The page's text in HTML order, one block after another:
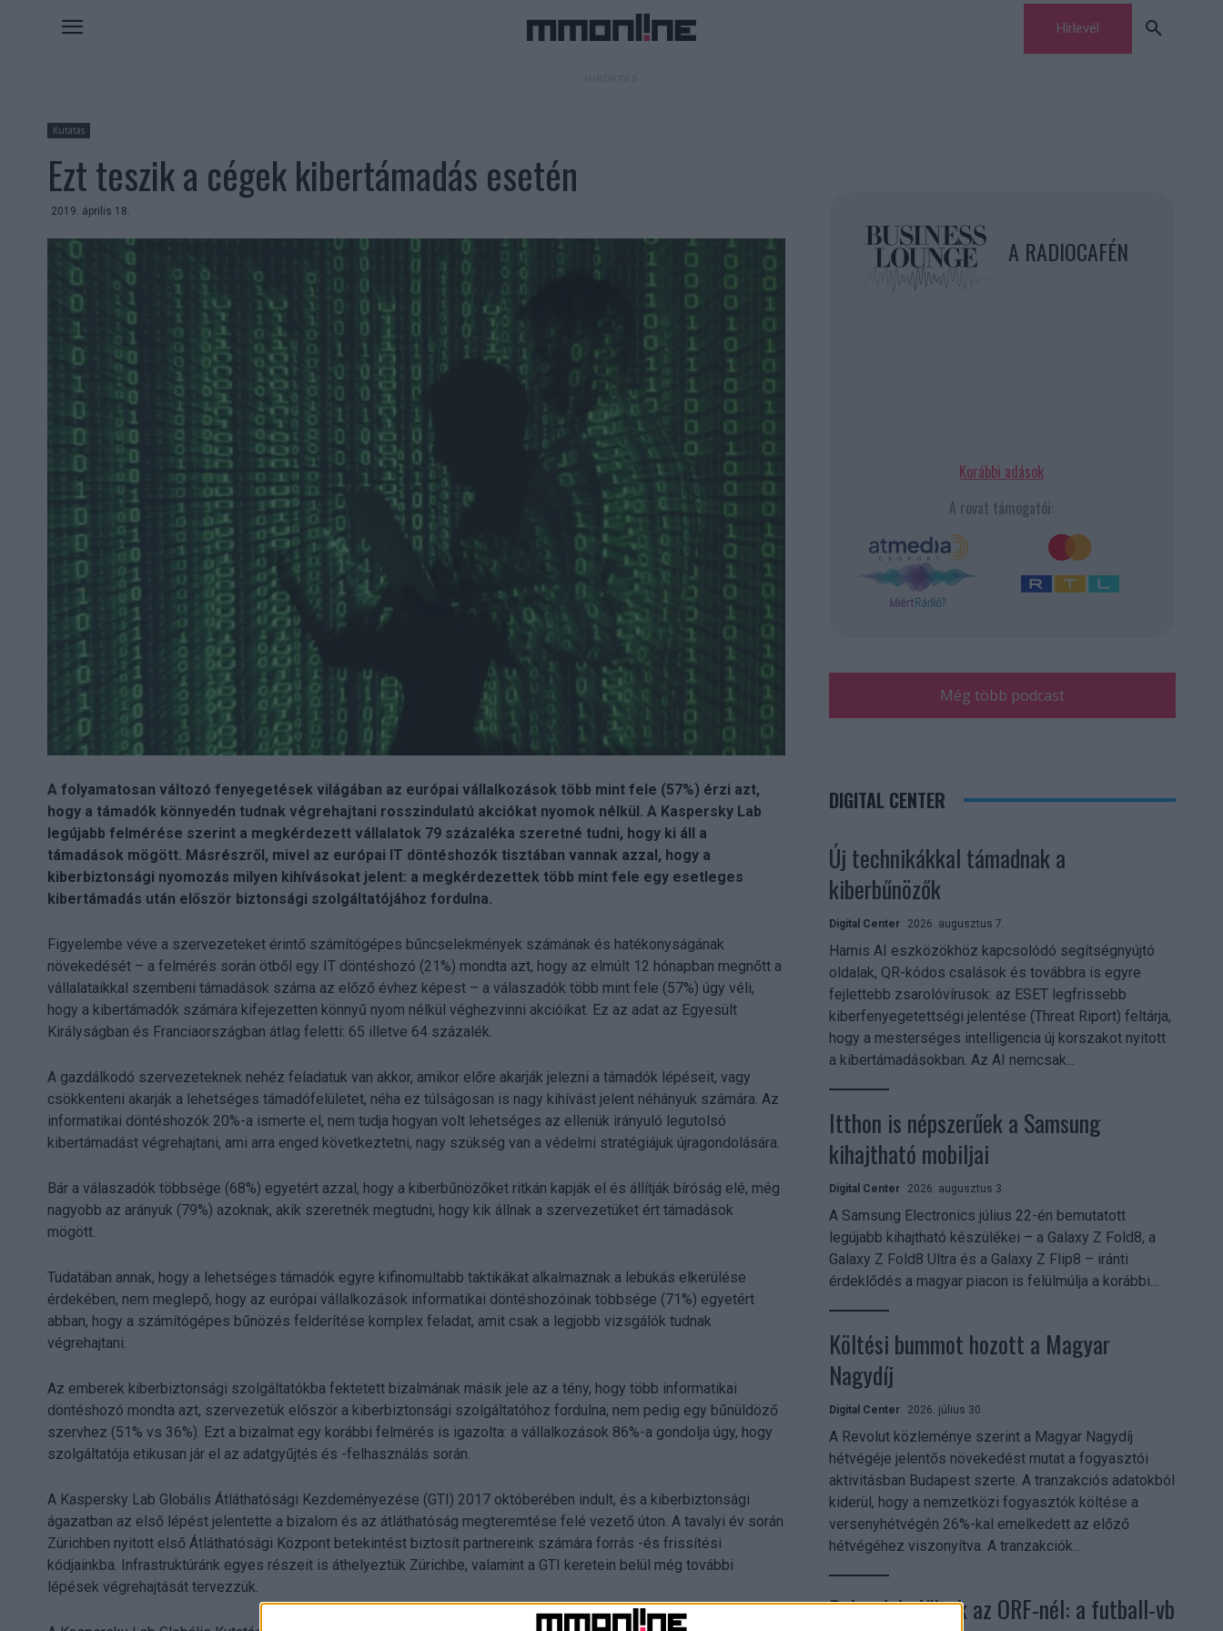
Hírlevél
Kutatás
Ezt teszik a cégek kibertámadás esetén
2019. április 18.
A folyamatosan változó fenyegetések világában az európai vállalkozások több mint fele (57%) érzi azt,
hogy a támadók könnyedén tudnak végrehajtani rosszindulatú akciókat nyomok nélkül. A Kaspersky Lab
legújabb felmérése szerint a megkérdezett vállalatok 79 százaléka szeretné tudni, hogy ki áll a
támadások mögött. Másrészről, mivel az európai IT döntéshozók tisztában vannak azzal, hogy a
kiberbiztonsági nyomozás milyen kihívásokat jelent: a megkérdezettek több mint fele egy esetleges
kibertámadás után először biztonsági szolgáltatójához fordulna.
Figyelembe véve a szervezeteket érintő számítógépes bűncselekmények számának és hatékonyságának
növekedését – a felmérés során ötből egy IT döntéshozó (21%) mondta azt, hogy az elmúlt 12 hónapban megnőtt a
vállalataikkal szembeni támadások száma az előző évhez képest – a válaszadók több mint fele (57%) úgy véli,
hogy a kibertámadók számára kifejezetten könnyű nyom nélkül véghezvinni akcióikat. Ez az adat az Egyesült
Királyságban és Franciaországban átlag feletti: 65 illetve 64 százalék.
A gazdálkodó szervezeteknek nehéz feladatuk van akkor, amikor előre akarják jelezni a támadók lépéseit, vagy
csökkenteni akarják a lehetséges támadófelületet, néha ez túlságosan is nagy kihívást jelent néhányuk számára. Az
informatikai döntéshozók 20%-a ismerte el, nem tudja hogyan volt lehetséges az ellenük irányuló legutolsó
kibertámadást végrehajtani, ami arra enged következtetni, nagy szükség van a védelmi stratégiájuk újragondolására.
Bár a válaszadók többsége (68%) egyetért azzal, hogy a kiberbűnözőket ritkán kapják el és állítják bíróság elé, még
nagyobb az arányuk (79%) azoknak, akik szeretnék megtudni, hogy kik állnak a szervezetüket ért támadások
mögött.
Tudatában annak, hogy a lehetséges támadók egyre kifinomultabb taktikákat alkalmaznak a lebukás elkerülése
érdekében, nem meglepő, hogy az európai vállalkozások informatikai döntéshozóinak többsége (71%) egyetért
abban, hogy a számítógépes bűnözés felderítése komplex feladat, amit csak a legjobb vizsgálók tudnak
végrehajtani.
Az emberek kiberbiztonsági szolgáltatókba fektetett bizalmának másik jele az a tény, hogy több informatikai
döntéshozó mondta azt, szervezetük először a kiberbiztonsági szolgáltatóhoz fordulna, nem pedig egy bűnüldöző
szervhez (51% vs 36%). Ezt a bizalmat egy korábbi felmérés is igazolta: a vállalkozások 86%-a gondolja úgy, hogy
szolgáltatója etikusan jár el az adatgyűjtés és -felhasználás során.
A Kaspersky Lab Globális Átláthatósági Kezdeményezése (GTI) 2017 októberében indult, és a kiberbiztonsági
ágazatban az első lépést jelentette a bizalom és az átláthatóság megteremtése felé vezető úton. A tavalyi év során
Zürichben nyitott első Átláthatósági Központ betekintést biztosít partnereink számára forrás -és frissítési
kódjainkba. Infrastruktúránk egyes részeit is áthelyeztük Zürichbe, valamint a GTI keretein belül még további
lépések végrehajtását tervezzük.
A RADIOCAFÉN
Korábbi adások
A rovat támogatói:
Még több podcast
DIGITAL CENTER
Új technikákkal támadnak a
kiberbűnözők
Digital Center 2026. augusztus 7.
Hamis AI eszközökhöz kapcsolódó segítségnyújtó
oldalak, QR-kódos csalások és továbbra is egyre
fejlettebb zsarolóvírusok: az ESET legfrissebb
kiberfenyegetettségi jelentése (Threat Riport) feltárja,
hogy a mesterséges intelligencia új korszakot nyitott
a kibertámadásokban. Az AI nemcsak...
Itthon is népszerűek a Samsung
kihajtható mobiljai
Digital Center 2026. augusztus 3.
A Samsung Electronics július 22-én bemutatott
legújabb kihajtható készülékei – a Galaxy Z Fold8, a
Galaxy Z Fold8 Ultra és a Galaxy Z Flip8 – iránti
érdeklődés a magyar piacon is felülmúlja a korábbi...
Költési bummot hozott a Magyar
Nagydíj
Digital Center 2026. július 30.
A Revolut közleménye szerint a Magyar Nagydíj
hétvégéje jelentős növekedést mutat a fogyasztói
aktivitásban Budapest szerte. A tranzakciós adatokból
kiderül, hogy a nemzetközi fogyasztók költése a
versenyhétvégén 26%-kal emelkedett az előző
hétvégéhez viszonyítva. A tranzakciók...
Rekordok dőltek az ORF-nél: a futball-vb